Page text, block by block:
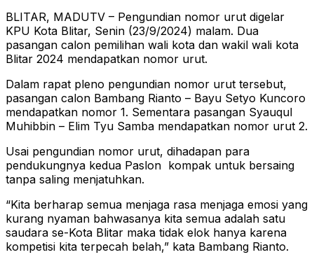
BLITAR, MADUTV – Pengundian nomor urut digelar
KPU Kota Blitar, Senin (23/9/2024) malam. Dua
pasangan calon pemilihan wali kota dan wakil wali kota
Blitar 2024 mendapatkan nomor urut.
Dalam rapat pleno pengundian nomor urut tersebut,
pasangan calon Bambang Rianto – Bayu Setyo Kuncoro
mendapatkan nomor 1. Sementara pasangan Syauqul
Muhibbin – Elim Tyu Samba mendapatkan nomor urut 2.
Usai pengundian nomor urut, dihadapan para
pendukungnya kedua Paslon kompak untuk bersaing
tanpa saling menjatuhkan.
“Kita berharap semua menjaga rasa menjaga emosi yang
kurang nyaman bahwasanya kita semua adalah satu
saudara se-Kota Blitar maka tidak elok hanya karena
kompetisi kita terpecah belah,” kata Bambang Rianto.